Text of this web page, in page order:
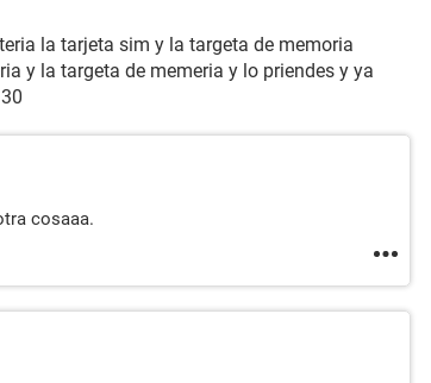
la tarjeta sim y la targeta de memoria
y la targeta de memeria y lo priendes y ya
cosaaa.